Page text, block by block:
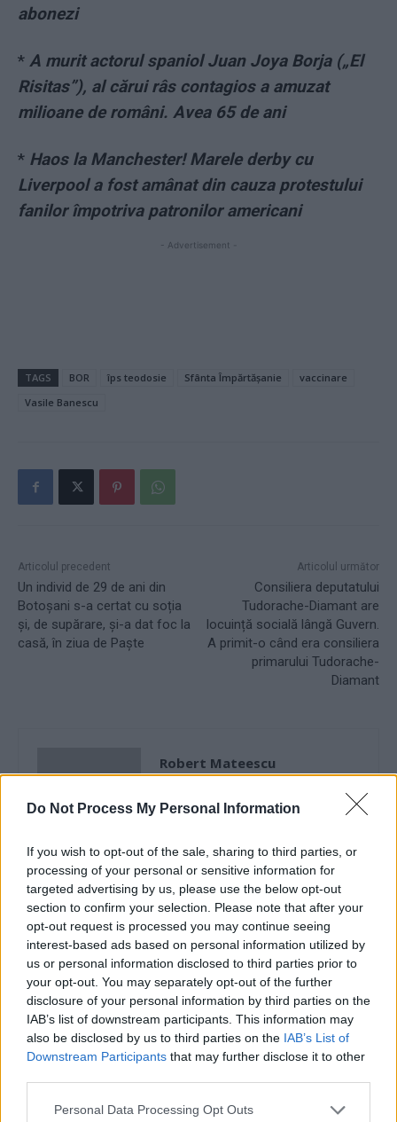
Do Not Process My Personal Information
If you wish to opt-out of the sale, sharing to third parties, or
processing of your personal or sensitive information for
targeted advertising by us, please use the below opt-out
section to confirm your selection. Please note that after your
opt-out request is processed you may continue seeing
interest-based ads based on personal information utilized by
us or personal information disclosed to third parties prior to
your opt-out. You may separately opt-out of the further
disclosure of your personal information by third parties on the
IAB’s list of downstream participants. This information may
also be disclosed by us to third parties on the IAB’s List of
Downstream Participants that may further disclose it to other
Personal Data Processing Opt Outs
abonezi
* A murit actorul spaniol Juan Joya Borja („El
Risitas”), al cărui râs contagios a amuzat
milioane de români. Avea 65 de ani
* Haos la Manchester! Marele derby cu
Liverpool a fost amânat din cauza protestului
fanilor împotriva patronilor americani
- Advertisement -
TAGS BOR îps teodosie Sfânta Împărtășanie
vaccinare
Vasile Banescu
Articolul precedent
Un individ de 29 de ani din
Botoșani s-a certat cu soția
și, de supărare, şi-a dat foc la
casă, în ziua de Paște
Articolul următor
Consiliera deputatului
Tudorache-Diamant are
locuință socială lângă Guvern.
A primit-o când era consiliera
primarului Tudorache-
Diamant
Robert Mateescu
RELATED ARTICLES
Comisia Europeană, după ororile
comise de PSD-AUR: ”Vom analiza
cu atenție modificările aduse legii.
Există riscul unor consecințe
financiare”
Sabotaj grav al PNRR, de către
tabăra anti-europeană PSD-AUR: